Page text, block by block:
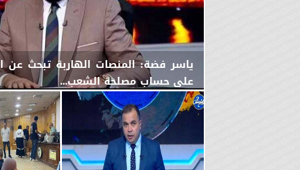
ياسر فضة: المنصات الهاربة تبحث عن
على حساب مصلحة الشعب...
08:42 مـ